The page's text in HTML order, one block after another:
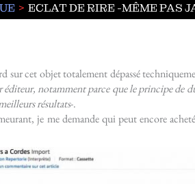
ECLAT DE RIRE -MÊME PAS
cet objet totalement dépassé
éditeur, notamment parce que le principe
résultats-.
je me demande qui peut encore